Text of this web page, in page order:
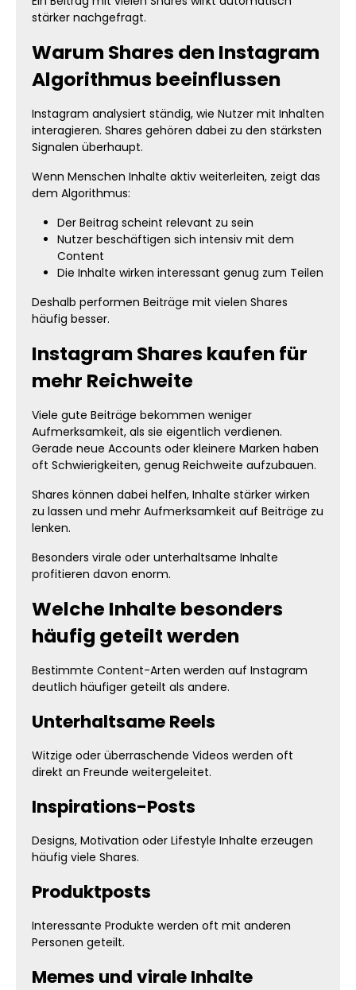
stärker nachgefragt.
Warum Shares den Instagram
Algorithmus beeinflussen
Instagram analysiert ständig, wie Nutzer mit Inhalten
interagieren. Shares gehören dabei zu den stärksten
Signalen überhaupt.
Wenn Menschen Inhalte aktiv weiterleiten, zeigt das
dem Algorithmus:
Der Beitrag scheint relevant zu sein
Nutzer beschäftigen sich intensiv mit dem
Content
Die Inhalte wirken interessant genug zum Teilen
Deshalb performen Beiträge mit vielen Shares
häufig besser.
Instagram Shares kaufen für
mehr Reichweite
Viele gute Beiträge bekommen weniger
Aufmerksamkeit, als sie eigentlich verdienen.
Gerade neue Accounts oder kleinere Marken haben
oft Schwierigkeiten, genug Reichweite aufzubauen.
Shares können dabei helfen, Inhalte stärker wirken
zu lassen und mehr Aufmerksamkeit auf Beiträge zu
lenken.
Besonders virale oder unterhaltsame Inhalte
profitieren davon enorm.
Welche Inhalte besonders
häufig geteilt werden
Bestimmte Content-Arten werden auf Instagram
deutlich häufiger geteilt als andere.
Unterhaltsame Reels
Witzige oder überraschende Videos werden oft
direkt an Freunde weitergeleitet.
Inspirations-Posts
Designs, Motivation oder Lifestyle Inhalte erzeugen
häufig viele Shares.
Produktposts
Interessante Produkte werden oft mit anderen
Personen geteilt.
Memes und virale Inhalte